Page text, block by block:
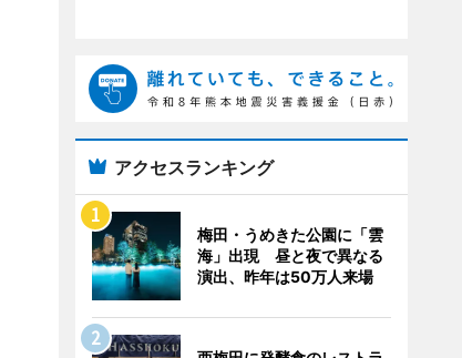
アクセスランキング
梅田・うめきた公園に「雲
海」出現 昼と夜で異なる
演出、昨年は50万人来場